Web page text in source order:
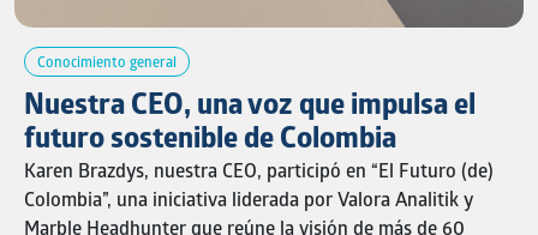
Conocimiento general
Nuestra CEO, una voz que impulsa el
futuro sostenible de Colombia
Karen Brazdys, nuestra CEO, participó en “El Futuro (de)
Colombia”, una iniciativa liderada por Valora Analitik y